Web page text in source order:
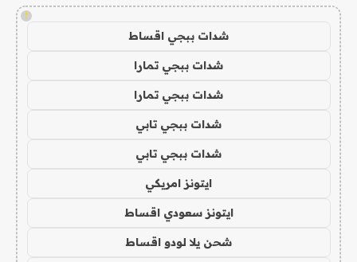
!
شدات ببجي اقساط
شدات ببجي تمارا
شدات ببجي تمارا
شدات ببجي تابي
شدات ببجي تابي
ايتونز امريكي
ايتونز سعودي اقساط
شحن يلا لودو اقساط